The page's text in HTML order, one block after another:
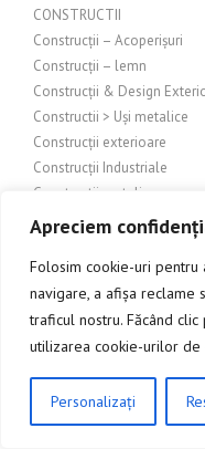
Apreciem
Folosim cookie-uri
navigare, a afișa reclame
traficul nostru. Făcând clic
utilizarea cookie-urilor de
Personalizați
CONSTRUCTII
Construcții – Acoperișuri
Construcții – lemn
Construcții & Design
Constructii > Uși metalice
Construcții exterioare
Construcții Industriale
Constructii metalice
Constructii si amenajari
Constructii si amenajari –
Constructii si amenajari
Construcții și amenajări
Constructii si amenajari
Construcții și amenajări
Constructii și bricolaj
Construcții și design
CLICK AICI